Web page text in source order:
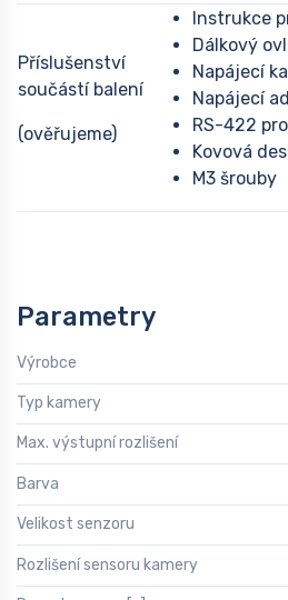
Příslušenství
součástí balení
(ověřujeme)
Instrukce
Dálkový
Napájecí
Napájecí
RS-422
Kovová
M3 šrouby
Parametry
Výrobce
Typ kamery
Max. výstupní rozlišení
Barva
Velikost senzoru
Rozlišení sensoru kamery